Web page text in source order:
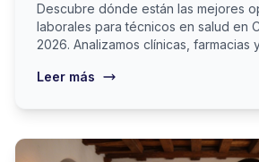
Descubre dónde están las mejores
laborales para técnicos en salud en
2026. Analizamos clínicas, farmacias
Leer más